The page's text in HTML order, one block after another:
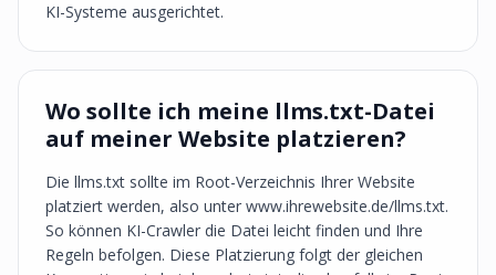
KI-Systeme ausgerichtet.
Wo sollte ich meine llms.txt-Datei
auf meiner Website platzieren?
Die llms.txt sollte im Root-Verzeichnis Ihrer Website
platziert werden, also unter www.ihrewebsite.de/llms.txt.
So können KI-Crawler die Datei leicht finden und Ihre
Regeln befolgen. Diese Platzierung folgt der gleichen